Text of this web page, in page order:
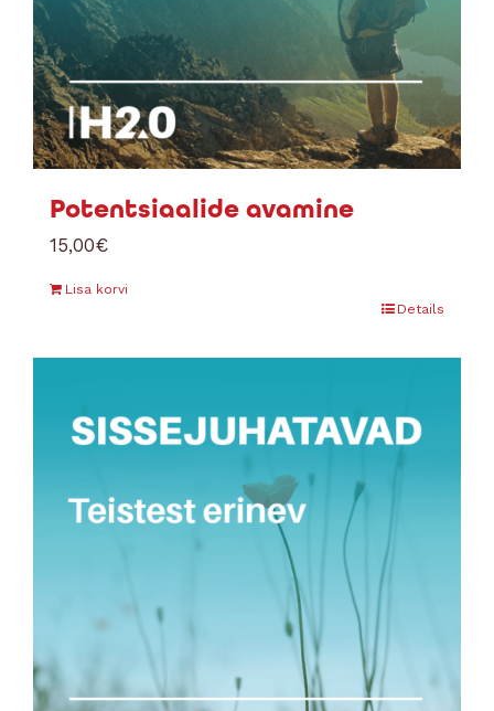
Potentsiaalide avamine
15,00€
Lisa korvi
Details